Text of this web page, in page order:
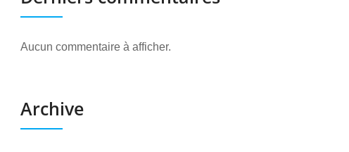
Aucun commentaire à afficher.
Archive